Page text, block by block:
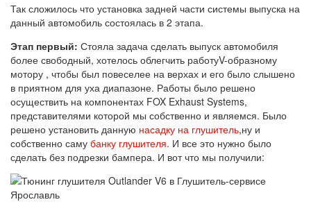
Так сложилось что установка задней части системы выпуска на
данный автомобиль состоялась в 2 этапа.
Этап первый: Стояла задача сделать выпуск автомобиля
более свободный, хотелось облегчить работуV-образному
мотору , чтобы был повеселее на верхах и его было слышено
в приятном для уха диапазоне. Работы было решено
осуществить на компонентах FOX Exhaust Systems,
представителями которой мы собственно и являемся. Было
решено установить данную насадку на глушитель,ну и
собственно саму банку глушителя. И все это нужно было
сделать без подрезки бампера. И вот что мы получили: